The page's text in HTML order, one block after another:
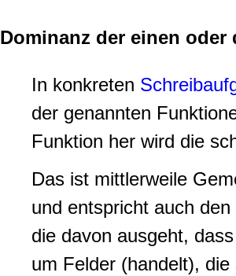
Dominanz der einen
In konkreten
der genannten
Funktion her wird die
Das ist mittlerweile
und entspricht auch
die davon ausgeht,
um Felder (handelt),